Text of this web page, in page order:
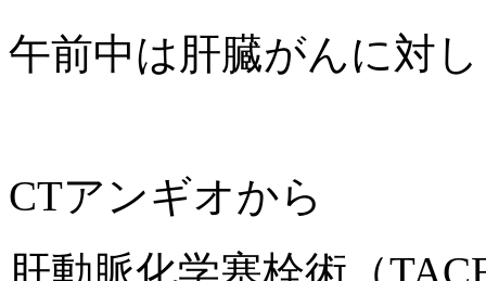
午前中は肝臓がんに対し
CTアンギオから